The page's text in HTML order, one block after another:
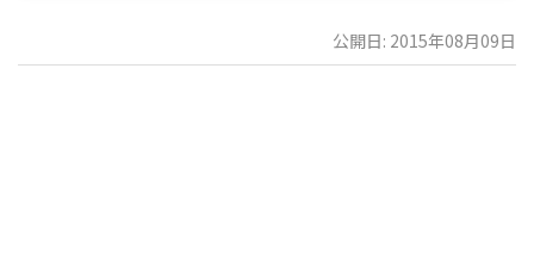
公開日: 2015年08月09日